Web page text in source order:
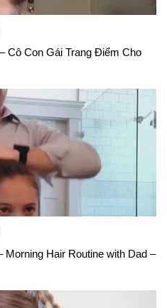
Cô Con Gái Trang Điểm Cho
Morning Hair Routine with Dad –